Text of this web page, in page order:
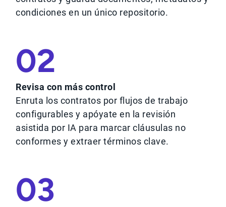
condiciones en un único repositorio.
02
Revisa con más control
Enruta los contratos por flujos de trabajo
configurables y apóyate en la revisión
asistida por IA para marcar cláusulas no
conformes y extraer términos clave.
03